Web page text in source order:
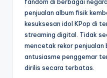
fandom di berbagai
penjualan album fisik
kesuksesan idol KPop di
streaming digital. Tidak
mencetak rekor penjualan
antusiasme penggemar
dirilis secara terbatas.